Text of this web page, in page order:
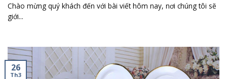
Chào mừng quý khách đến với bài viết hôm nay, nơi chúng tôi sẽ
giới...
26
Th3